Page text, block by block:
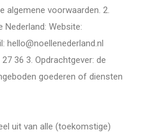
algemene voorwaarden. 2.
Nederland: Website:
hello@noellenederland.nl
36 3. Opdrachtgever: de
goederen of diensten
uit van alle (toekomstige)